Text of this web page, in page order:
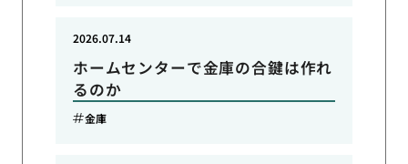
ホームセンターで金庫の合鍵は作れ
るのか
2026.07.14
金庫